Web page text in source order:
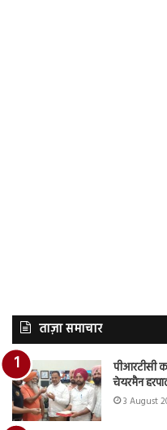
ताज़ा समाचार
पीआरटीसी
चेयरमैन
3 August